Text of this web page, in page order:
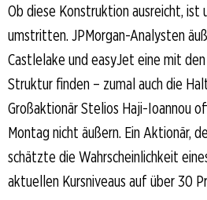
Ob diese Konstruktion ausreicht,
umstritten. JPMorgan-Analysten
Castlelake und easyJet eine mit
Struktur finden – zumal auch die
Großaktionär Stelios Haji-Ioannou
Montag nicht äußern. Ein Aktionär,
schätzte die Wahrscheinlichkeit
aktuellen Kursniveaus auf über 30